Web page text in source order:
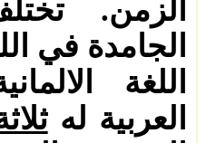
الزمن.
الجامدة في
اللغة
العربية له